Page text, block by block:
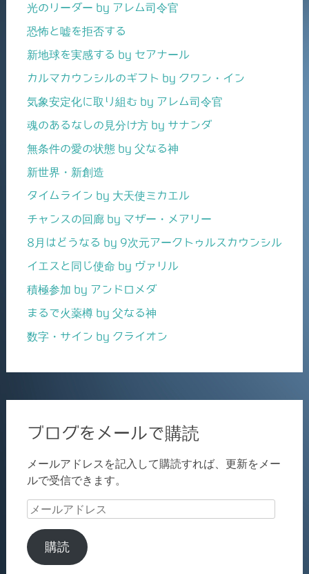
光のリーダー by アレム司令官
恐怖と嘘を拒否する
新地球を実感する by セアナール
カルマカウンシルのギフト by クワン・イン
気象安定化に取り組む by アレム司令官
魂のあるなしの見分け方 by サナンダ
無条件の愛の状態 by 父なる神
新世界・新創造
タイムライン by 大天使ミカエル
チャンスの回廊 by マザー・メアリー
8月はどうなる by 9次元アークトゥルスカウンシル
イエスと同じ使命 by ヴァリル
積極参加 by アンドロメダ
まるで火薬樽 by 父なる神
数字・サイン by クライオン
ブログをメールで購読
メールアドレスを記入して購読すれば、更新をメー
ルで受信できます。
メ
ル
ア
購読